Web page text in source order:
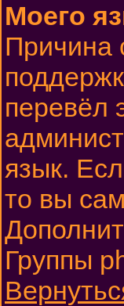
Моего
Причина
перевёл
язык.
то вы
Группы